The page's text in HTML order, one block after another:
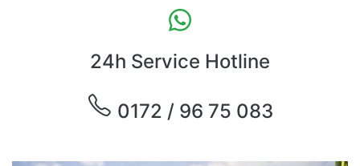
24h Service Hotline
0172 / 96 75 083